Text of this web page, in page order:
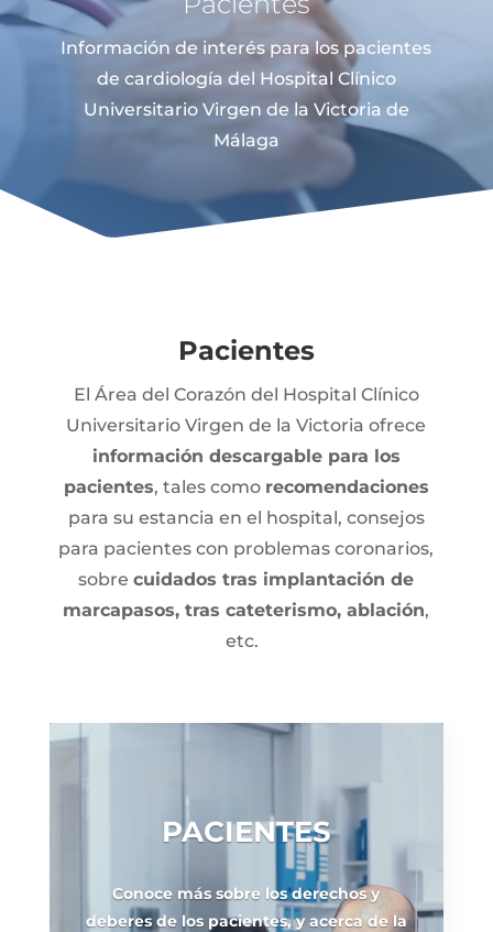
Información de interés para los pacientes
de cardiología del Hospital Clínico
Universitario Virgen de la Victoria de
Málaga
Pacientes
El Área del Corazón del Hospital Clínico
Universitario Virgen de la Victoria ofrece
información descargable para los
pacientes, tales como recomendaciones
para su estancia en el hospital, consejos
para pacientes con problemas coronarios,
sobrecuidados tras implantación de
marcapasos, tras cateterismo, ablación,
etc.
Reproductor
PACIENTES
Conoce más sobre los derechos y
deberes de los pacientes, y acerca de la